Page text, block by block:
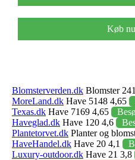
Køb
Blomsterverden.dk Blomster
MoreLand.dk Have 5148 4,65
Texas.dk Have 7169 4,65
Haveglad.dk Have 120 4,6
Plantetorvet.dk Planter og
HaveHandel.dk Have 20 4,1
Luxury-outdoor.dk Have 21 3,8